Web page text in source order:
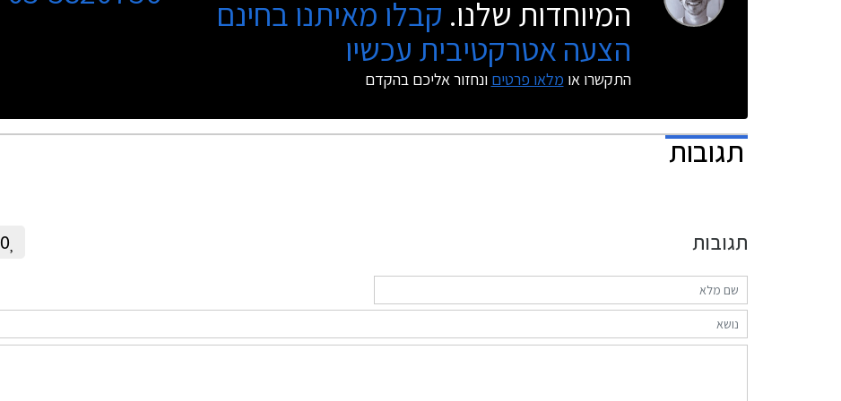
המיוחדות שלנו. קבלו מאיתנו בחינם
הצעה אטרקטיבית עכשיו
התקשרו או מלאו פרטים ונחזור אליכם בהקדם
תגובות
תגובות 0